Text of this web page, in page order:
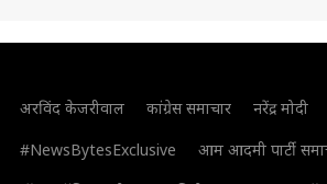
अरविंद केजरीवाल कांग्रेस समाचार नरेंद्र मोदी
#NewsBytesExclusive
आम आदमी पार्टी